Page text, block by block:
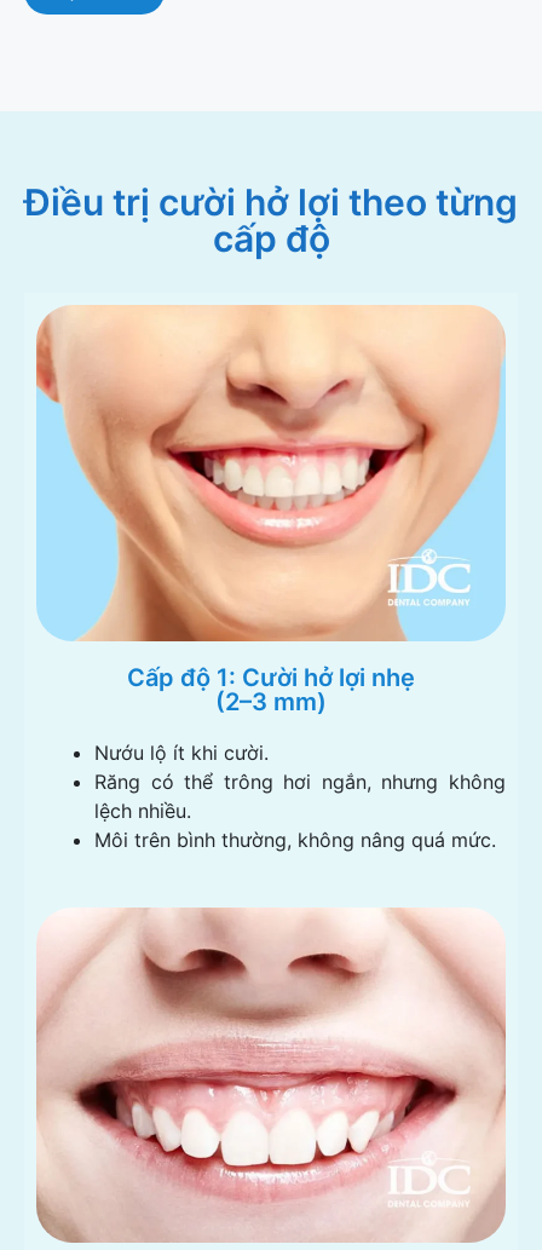
Điều trị cười hở lợi theo từng
cấp độ
Cấp độ 1: Cười hở lợi nhẹ
(2–3 mm)
Nướu lộ ít khi cười.
Răng có thể trông hơi ngắn, nhưng không
lệch nhiều.
Môi trên bình thường, không nâng quá mức.